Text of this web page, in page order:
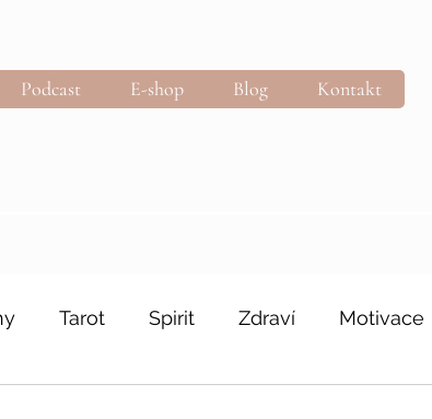
Podcast E-shop Blog Kontakt
Tarot Spirit Zdraví Motivace